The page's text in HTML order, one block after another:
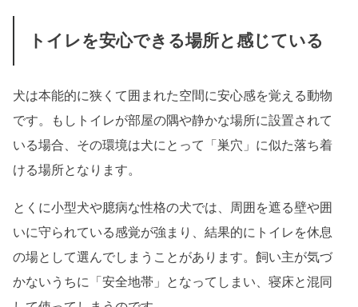
トイレを安心できる場所と感じている
犬は本能的に狭くて囲まれた空間に安心感を覚える動物
です。もしトイレが部屋の隅や静かな場所に設置されて
いる場合、その環境は犬にとって「巣穴」に似た落ち着
ける場所となります。
とくに小型犬や臆病な性格の犬では、周囲を遮る壁や囲
いに守られている感覚が強まり、結果的にトイレを休息
の場として選んでしまうことがあります。飼い主が気づ
かないうちに「安全地帯」となってしまい、寝床と混同